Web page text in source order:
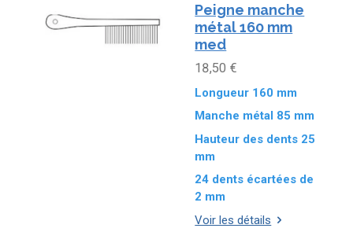
Peigne manche
métal 160 mm
med
18,50 €
Longueur 160 mm
Manche métal 85 mm
Hauteur des dents 25
mm
24 dents écartées de
2 mm
Voir les détails